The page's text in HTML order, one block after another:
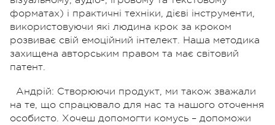
форматах) і практичні техніки, дієві інструменти,
використовуючи які людина крок за кроком
розвиває свій емоційний інтелект. Наша методика
захищена авторським правом та має світовий
патент.
Андрій: Створюючи продукт, ми також зважали
на те, що спрацювало для нас та нашого оточення
особисто. Хочеш допомогти комусь – допоможи